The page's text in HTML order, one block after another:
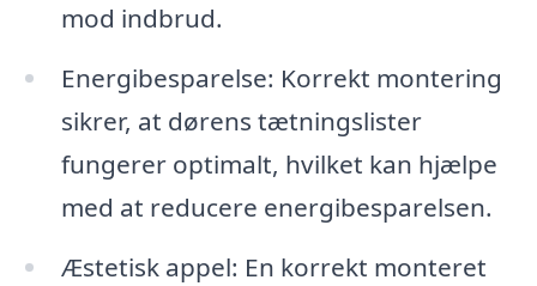
mod indbrud.
Energibesparelse: Korrekt montering
sikrer, at dørens tætningslister
fungerer optimalt, hvilket kan hjælpe
med at reducere energibesparelsen.
Æstetisk appel: En korrekt monteret